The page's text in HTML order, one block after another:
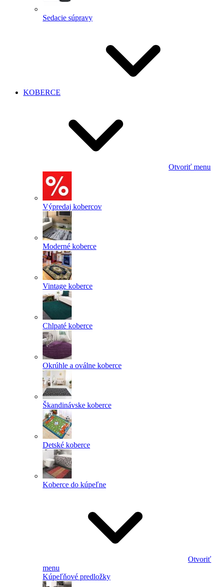
Sedacie súpravy
KOBERCE
Otvoriť menu
Výpredaj kobercov
Moderné koberce
Vintage koberce
Chlpaté koberce
Okrúhle a oválne koberce
Škandinávske koberce
Detské koberce
Koberce do kúpeľne
Otvoriť
menu
Kúpeľňové predložky